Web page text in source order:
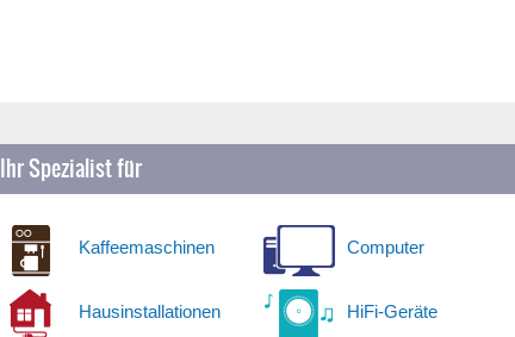
Ihr Spezialist für
Kaffeemaschinen Computer
Hausinstallationen HiFi-Geräte